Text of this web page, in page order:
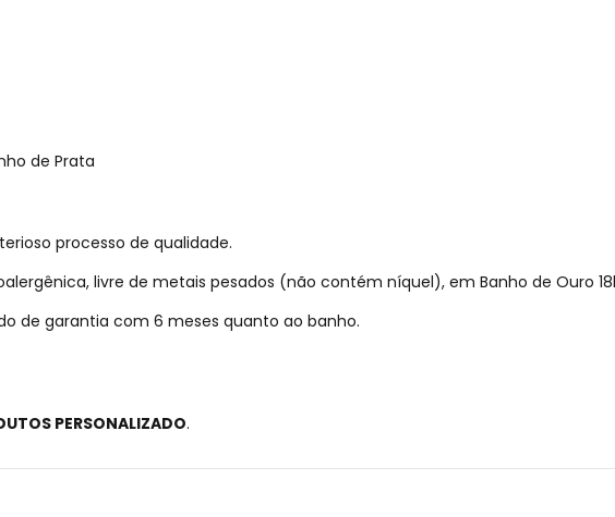
de Prata
processo de qualidade.
livre de metais pesados (não contém níquel), em Banho de Ouro
de garantia com 6 meses quanto ao banho.
PERSONALIZADO.